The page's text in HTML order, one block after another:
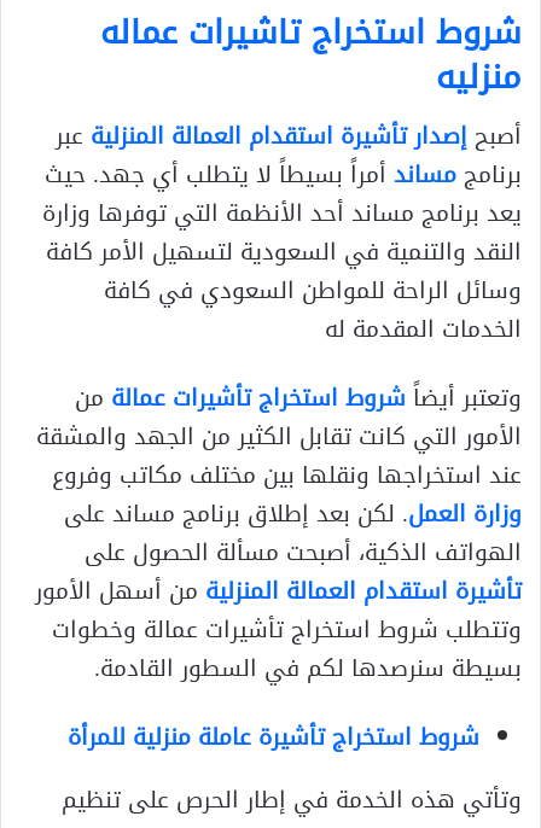
شروط استخراج تاشيرات عماله
منزليه
أصبحإصدار تأشيرة استقدام العمالة المنزلية عبر
برنامجمساندأمراً بسيطاً لا يتطلب أي جهد. حيث
يعد برنامج مساند أحد الأنظمة التي توفرها وزارة
النقد والتنمية في السعودية لتسهيل الأمر كافة
وسائل الراحة للمواطن السعودي في كافة
الخدمات المقدمة له
وتعتبر أيضاًشروط استخراج تأشيرات عمالة من
الأمور التي كانت تقابل الكثير من الجهد والمشقة
عند استخراجها ونقلها بين مختلف مكاتب وفروع
وزارة العمل. لكن بعد إطلاق برنامج مساند على
الهواتف الذكية، أصبحت مسألة الحصول على
تأشيرة استقدام العمالة المنزلية من أسهل الأمور
وتتطلب شروط استخراج تأشيرات عمالة وخطوات
بسيطة سنرصدها لكم في السطور القادمة.
شروط استخراج تأشيرة عاملة منزلية للمرأة
وتأتي هذه الخدمة في إطار الحرص على تنظيم